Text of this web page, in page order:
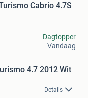
Cabrio 4.7S
Dagtopper
Vandaag
Granturismo 4.7 2012 Wit
Details